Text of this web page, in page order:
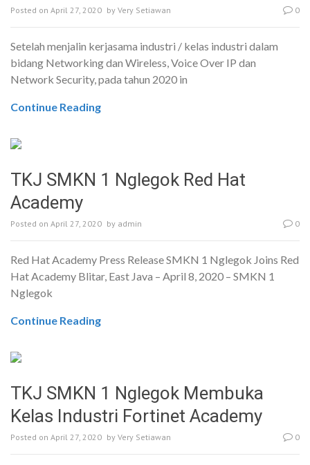
Posted on April 27, 2020 by Very Setiawan 0
Setelah menjalin kerjasama industri / kelas industri dalam
bidang Networking dan Wireless, Voice Over IP dan
Network Security, pada tahun 2020 in
Continue Reading
TKJ SMKN 1 Nglegok Red Hat
Academy
Posted on April 27, 2020 by admin 0
Red Hat Academy Press Release SMKN 1 Nglegok Joins Red
Hat Academy Blitar, East Java – April 8, 2020 – SMKN 1
Nglegok
Continue Reading
TKJ SMKN 1 Nglegok Membuka
Kelas Industri Fortinet Academy
Posted on April 27, 2020 by Very Setiawan 0